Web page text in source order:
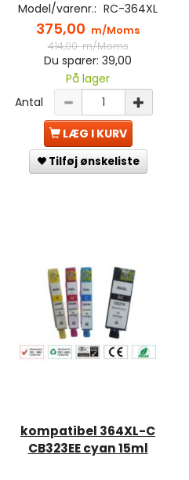
Model/varenr.: RC-364XL
375,00 m/Moms
414,00m/Moms
Du sparer: 39,00
På lager
Antal
LÆG I KURV
Tilføj ønskeliste
kompatibel 364XL-C
CB323EE cyan 15ml